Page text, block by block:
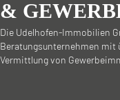
&
Die Udelhofen-Immobilien
Beratungsunternehmen mit
Vermittlung von